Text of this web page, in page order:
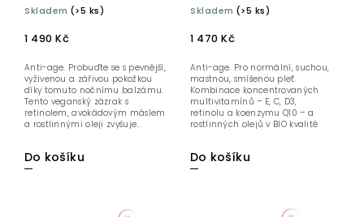
Skladem (>5 ks)
1 490 Kč
Do košíku
Anti-age. Probuďte se s pevnější,
vyživenou a zářivou pokožkou
díky tomuto nočnímu balzámu.
Tento veganský zázrak s
retinolem, avokádovým máslem
a rostlinnými oleji zvyšuje...
Skladem (>5 ks)
1 470 Kč
Do košíku
Anti-age. Pro normální, suchou,
mastnou, smíšenou pleť.
Kombinace koncentrovaných
multivitamínů – E, C, D3,
retinolu a koenzymu Q10 – a
rostlinných olejů v BIO kvalitě